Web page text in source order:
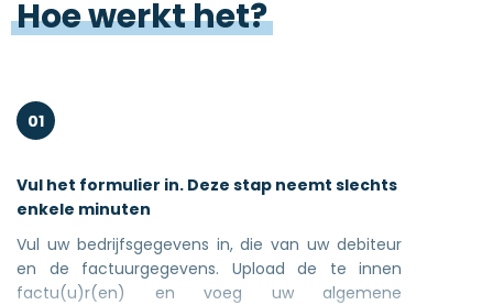
Hoewerkthet?
01
Vul het formulier in. Deze stap neemt slechts
enkele minuten
Vul uw bedrijfsgegevens in, die van uw debiteur
en de factuurgegevens. Upload de te innen
factu(u)r(en) en voeg uw algemene